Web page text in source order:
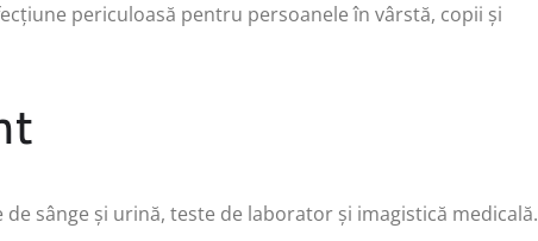
periculoasă pentru persoanele în vârstă, copii și
sânge și urină, teste de laborator și imagistică medicală.